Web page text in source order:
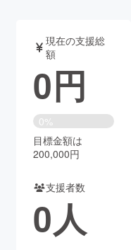
音楽
ゲーム・サ
書籍・雑誌
チャレンジ
Creation
現在の支援総
額
0円
0%
目標金額は
200,000円
支援者数
0人